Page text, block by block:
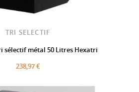
TRI SELECTIF
sélectif métal 50 Litres Hexatri
238,97 €